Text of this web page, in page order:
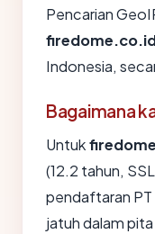
Pencarian
Indonesia,
Bagaimana
Untuk
(12.2 tahun,
pendaftaran
jatuh dalam